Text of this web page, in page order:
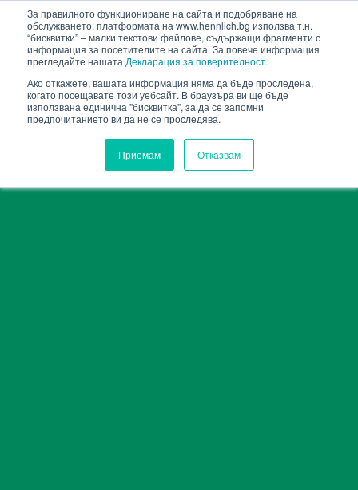
За правилното функциониране на сайта и подобряване на
обслужването, платформата на www.hennlich.bg използва т.н.
“бисквитки” – малки текстови файлове, съдържащи фрагменти с
информация за посетителите на сайта. За повече информация
прегледайте нашата Декларация за поверителност.
Ако откажете, вашата информация няма да бъде проследена,
когато посещавате този уебсайт. В браузъра ви ще бъде
използвана единична "бисквитка", за да се запомни
предпочитанието ви да не се проследява.
Приемам Отказвам
HENNLICH